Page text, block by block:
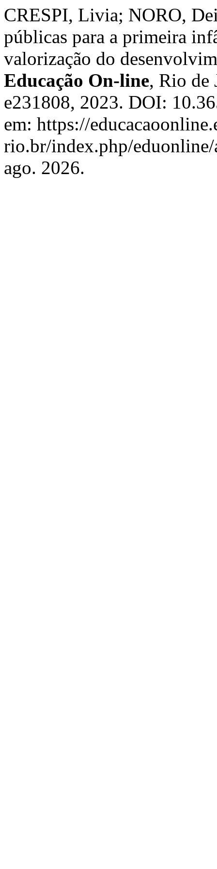
CRESPI, Livia; NORO,
públicas para a primeira
valorização do
Educação On-line, Rio de
e231808, 2023. DOI:
em: https://
rio.br/index.php/
ago. 2026.